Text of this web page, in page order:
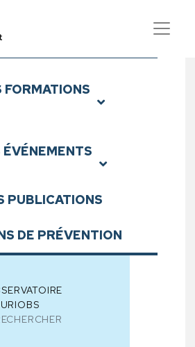
du Crédit et
FORMATIONS
ÉVÉNEMENTS
PUBLICATIONS
DE PRÉVENTION